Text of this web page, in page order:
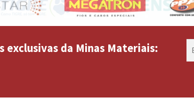
exclusivas da Minas Materiais: